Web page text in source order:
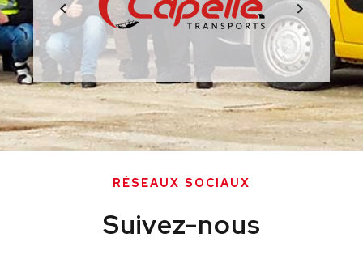
RÉSEAUX SOCIAUX
Suivez-nous